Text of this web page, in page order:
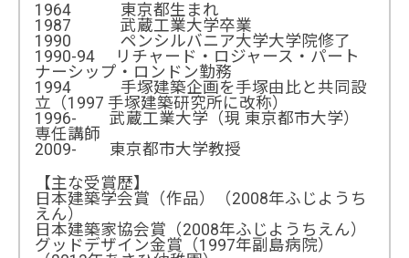
1964 東京都生まれ
1987 武蔵工業大学卒業
1990 ペンシルバニア大学大学院修了
1990-94 リチャード・ロジャース・パート
ナーシップ・ロンドン勤務
1994 手塚建築企画を手塚由比と共同設
立（1997 手塚建築研究所に改称）
1996- 武蔵工業大学（現 東京都市大学）
専任講師
2009- 東京都市大学教授
【主な受賞歴】
日本建築学会賞（作品）（2008年ふじようち
えん）
日本建築家協会賞（2008年ふじようちえん）
グッドデザイン金賞（1997年副島病院）